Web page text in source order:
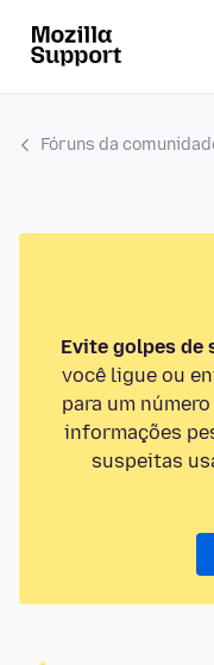
Fóruns da
Evite golpes de
você ligue ou
para um
informações
suspeitas